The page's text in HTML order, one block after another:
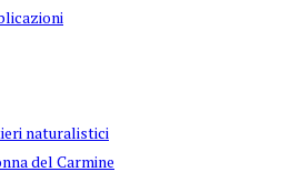
naturalistici
del Carmine